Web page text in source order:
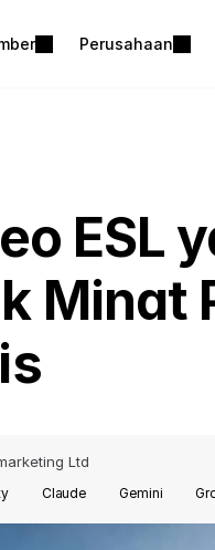
Perusahaan
ESL
Minat
Ltd
Claude Gemini